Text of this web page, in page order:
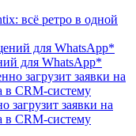
всё ретро в одной
для WhatsApp*
загрузит заявки на
в CRM-систему